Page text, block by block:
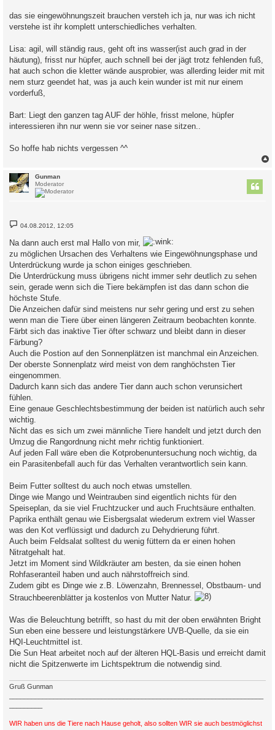
das sie eingewöhnungszeit brauchen versteh ich ja, nur was ich nicht
verstehe ist ihr komplett unterschiedliches verhalten.
Lisa: agil, will ständig raus, geht oft ins wasser(ist auch grad in der
häutung), frisst nur hüpfer, auch schnell bei der jägt trotz fehlenden fuß,
hat auch schon die kletter wände ausprobier, was allerding leider mit mit
nem sturz geendet hat, was ja auch kein wunder ist mit nur einem
vorderfuß,
Bart: Liegt den ganzen tag AUF der höhle, frisst melone, hüpfer
interessieren ihn nur wenn sie vor seiner nase sitzen..
So hoffe hab nichts vergessen ^^
Gunman
Moderator
B
e
t
g
04.08.2012, 12:05
Na dann auch erst mal Hallo von mir,
zu möglichen Ursachen des Verhaltens wie Eingewöhnungsphase und
Unterdrückung wurde ja schon einiges geschrieben.
Die Unterdrückung muss übrigens nicht immer sehr deutlich zu sehen
sein, gerade wenn sich die Tiere bekämpfen ist das dann schon die
höchste Stufe.
Die Anzeichen dafür sind meistens nur sehr gering und erst zu sehen
wenn man die Tiere über einen längeren Zeitraum beobachten konnte.
Färbt sich das inaktive Tier öfter schwarz und bleibt dann in dieser
Färbung?
Auch die Postion auf den Sonnenplätzen ist manchmal ein Anzeichen.
Der oberste Sonnenplatz wird meist von dem ranghöchsten Tier
eingenommen.
Dadurch kann sich das andere Tier dann auch schon verunsichert
fühlen.
Eine genaue Geschlechtsbestimmung der beiden ist natürlich auch sehr
wichtig.
Nicht das es sich um zwei männliche Tiere handelt und jetzt durch den
Umzug die Rangordnung nicht mehr richtig funktioniert.
Auf jeden Fall wäre eben die Kotprobenuntersuchung noch wichtig, da
ein Parasitenbefall auch für das Verhalten verantwortlich sein kann.
Beim Futter solltest du auch noch etwas umstellen.
Dinge wie Mango und Weintrauben sind eigentlich nichts für den
Speiseplan, da sie viel Fruchtzucker und auch Fruchtsäure enthalten.
Paprika enthält genau wie Eisbergsalat wiederum extrem viel Wasser
was den Kot verflüssigt und dadurch zu Dehydrierung führt.
Auch beim Feldsalat solltest du wenig füttern da er einen hohen
Nitratgehalt hat.
Jetzt im Moment sind Wildkräuter am besten, da sie einen hohen
Rohfaseranteil haben und auch nährstoffreich sind.
Zudem gibt es Dinge wie z.B. Löwenzahn, Brennessel, Obstbaum- und
Strauchbeerenblätter ja kostenlos von Mutter Natur.
Was die Beleuchtung betrifft, so hast du mit der oben erwähnten Bright
Sun eben eine bessere und leistungstärkere UVB-Quelle, da sie ein
HQI-Leuchtmittel ist.
Die Sun Heat arbeitet noch auf der älteren HQL-Basis und erreicht damit
nicht die Spitzenwerte im Lichtspektrum die notwendig sind.
Gruß Gunman
WIR haben uns die Tiere nach Hause geholt, also sollten WIR sie auch bestmöglichst